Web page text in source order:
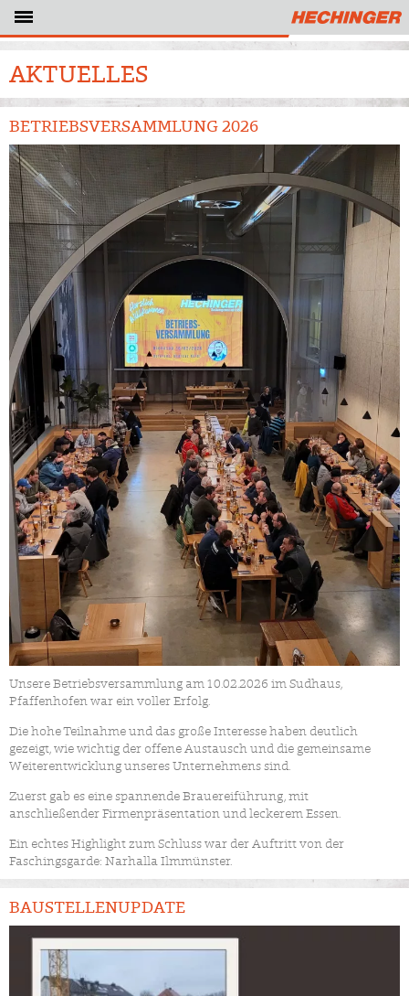
AKTUELLES
BETRIEBSVERSAMMLUNG 2026
Unsere Betriebsversammlung am 10.02.2026 im Sudhaus,
Pfaffenhofen war ein voller Erfolg.
Die hohe Teilnahme und das große Interesse haben deutlich
gezeigt, wie wichtig der offene Austausch und die gemeinsame
Weiterentwicklung unseres Unternehmens sind.
Zuerst gab es eine spannende Brauereiführung, mit
anschließender Firmenpräsentation und leckerem Essen.
Ein echtes Highlight zum Schluss war der Auftritt von der
Faschingsgarde: Narhalla Ilmmünster.
BAUSTELLENUPDATE